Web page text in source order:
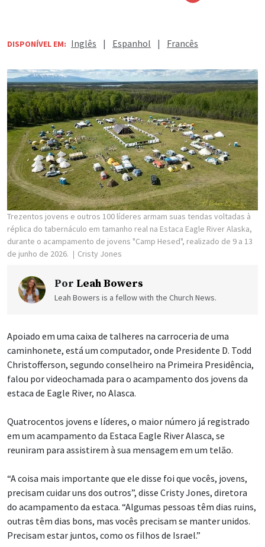
DISPONÍVEL EM: Inglês | Espanhol | Francês
Trezentos jovens e outros 100 líderes armam suas tendas voltadas à
réplica do tabernáculo em tamanho real na Estaca Eagle River Alaska,
durante o acampamento de jovens "Camp Hesed", realizado de 9 a 13
de junho de 2026.
Cristy Jones
Por Leah Bowers
Leah Bowers is a fellow with the Church News.
Apoiado em uma caixa de talheres na carroceria de uma
caminhonete, está um computador, onde Presidente D. Todd
Christofferson, segundo conselheiro na Primeira Presidência,
falou por videochamada para o acampamento dos jovens da
estaca de Eagle River, no Alasca.
Quatrocentos jovens e líderes, o maior número já registrado
em um acampamento da Estaca Eagle River Alasca, se
reuniram para assistirem à sua mensagem em um telão.
“A coisa mais importante que ele disse foi que vocês, jovens,
precisam cuidar uns dos outros”, disse Cristy Jones, diretora
do acampamento da estaca. “Algumas pessoas têm dias ruins,
outras têm dias bons, mas vocês precisam se manter unidos.
Precisam estar juntos, como os filhos de Israel.”